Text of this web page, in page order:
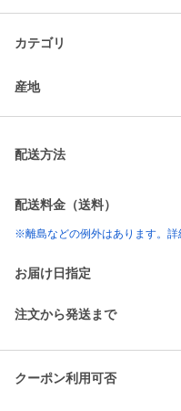
カテゴリ
産地
配送方法
配送料金（送料）
※離島などの例外はあります。詳
お届け日指定
注文から発送まで
クーポン利用可否